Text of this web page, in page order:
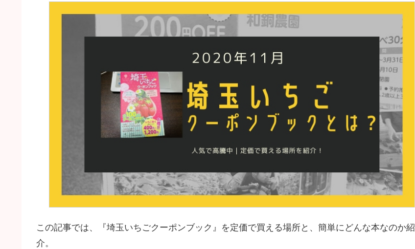
この記事では、『埼玉いちごクーポンブック』を定価で買える場所と、簡単にどんな本なのか紹
介。